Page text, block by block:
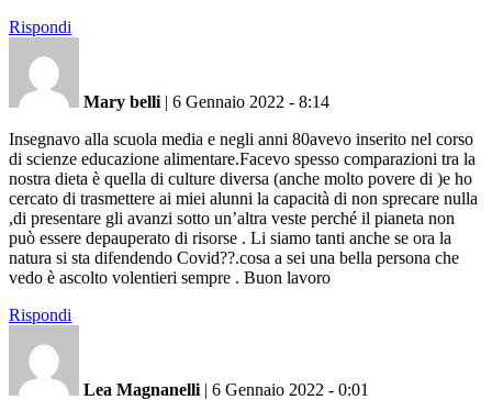
Rispondi
Mary belli | 6 Gennaio 2022 - 8:14
Insegnavo alla scuola media e negli anni 80avevo inserito nel corso
di scienze educazione alimentare.Facevo spesso comparazioni tra la
nostra dieta è quella di culture diversa (anche molto povere di )e ho
cercato di trasmettere ai miei alunni la capacità di non sprecare nulla
,di presentare gli avanzi sotto un’altra veste perché il pianeta non
può essere depauperato di risorse . Li siamo tanti anche se ora la
natura si sta difendendo Covid??.cosa a sei una bella persona che
vedo è ascolto volentieri sempre . Buon lavoro
Rispondi
Lea Magnanelli | 6 Gennaio 2022 - 0:01